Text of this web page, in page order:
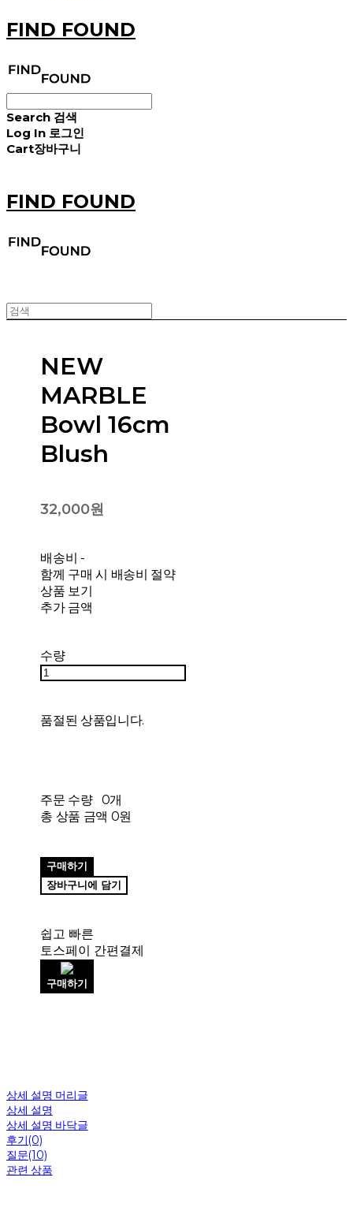
FIND FOUND
Search 검색
Log In 로그인
Cart장바구니
FIND FOUND
NEW
MARBLE
Bowl 16cm
Blush
32,000원
배송비 -
함께 구매 시 배송비 절약
상품 보기
추가 금액
수량
품절된 상품입니다.
주문 수량
0개
총 상품 금액 0원
구매하기
장바구니에 담기
쉽고 빠른
토스페이 간편결제
구매하기
상세 설명 머리글
상세 설명
상세 설명 바닥글
후기(0)
질문(10)
관련 상품